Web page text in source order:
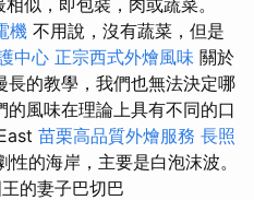
似，即包裝，肉或蔬菜。
機 不用說，沒有蔬菜，但是
中心 正宗西式外燴風味 關於
的教學，我們也無法決定哪
風味在理論上具有不同的口
苗栗高品質外燴服務 長照
的海岸，主要是白泡沫波。
的妻子巴切巴